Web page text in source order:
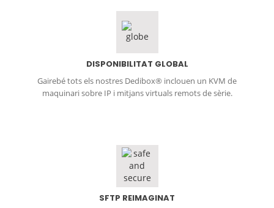
DISPONIBILITAT GLOBAL
Gairebé tots els nostres Dedibox® inclouen un KVM de
maquinari sobre IP i mitjans virtuals remots de sèrie.
SFTP REIMAGINAT